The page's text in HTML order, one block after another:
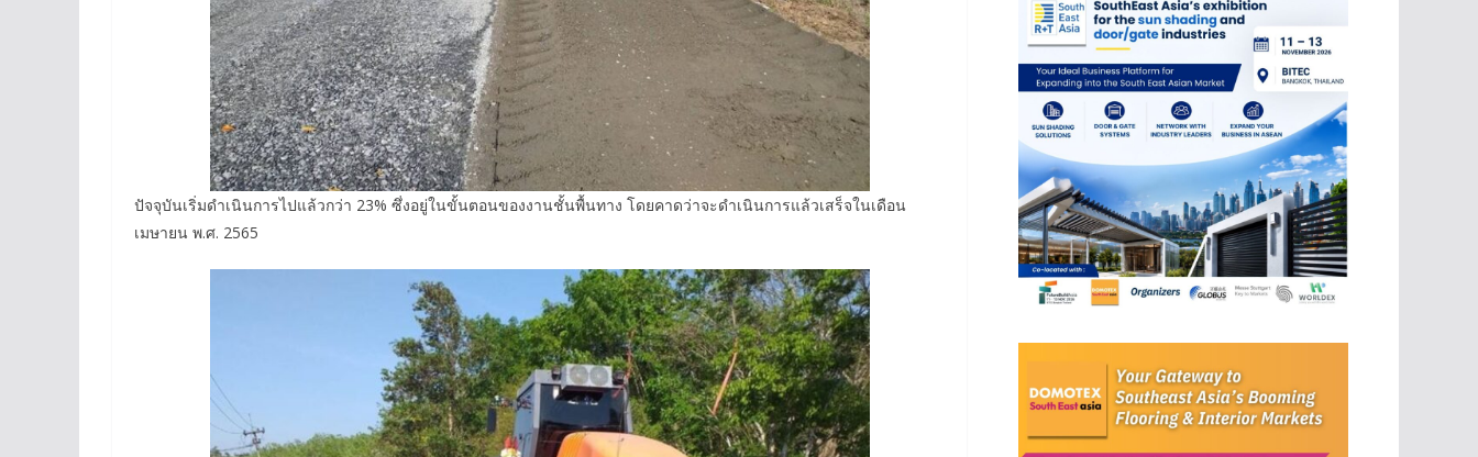
ปัจจุบันเริ่มดำเนินการไปแล้วกว่า 23% ซึ่งอยู่ในขั้นตอนของงานชั้นพื้นทาง โดยคาดว่าจะดำเนินการแล้วเสร็จในเดือน
เมษายน พ.ศ. 2565